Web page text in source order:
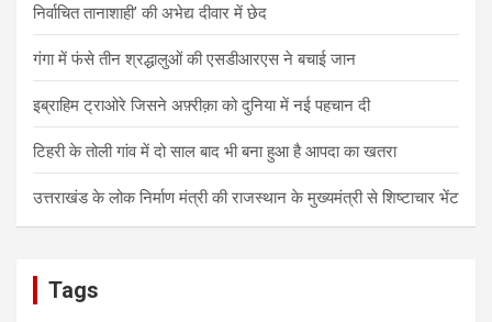
निर्वाचित तानाशाही’ की अभेद्य दीवार में छेद
गंगा में फंसे तीन श्रद्धालुओं की एसडीआरएस ने बचाई जान
इब्राहिम ट्राओरे जिसने अफ़्रीक़ा को दुनिया में नई पहचान दी
टिहरी के तोली गांव में दो साल बाद भी बना हुआ है आपदा का खतरा
उत्तराखंड के लोक निर्माण मंत्री की राजस्थान के मुख्यमंत्री से शिष्टाचार भेंट
Tags